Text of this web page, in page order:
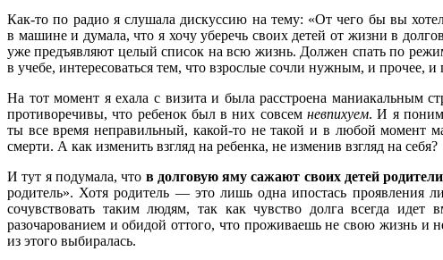
Как-то по радио я слушала дискуссию на тему: «От чего бы вы
в машине и думала, что я хочу уберечь своих детей от жизни в
уже предъявляют целый список на всю жизнь. Должен спать по
в учебе, интересоваться тем, что взрослые сочли нужным, и прочее, и
На тот момент я ехала с визита и была расстроена маниакальным
противоречивы, что ребенок был в них совсемневпихуем. И я
ты все время неправильный, какой-то не такой и в любой момент
смерти. А как изменить взгляд на ребенка, не изменив взгляд на себя?
И тут я подумала, что в долговую яму сажают своих детей
родитель». Хотя родитель — это лишь одна ипостась
сочувствовать таким людям, так как чувство долга всегда
разочарованием и обидой оттого, что проживаешь не свою жизнь
из этого выбиралась.